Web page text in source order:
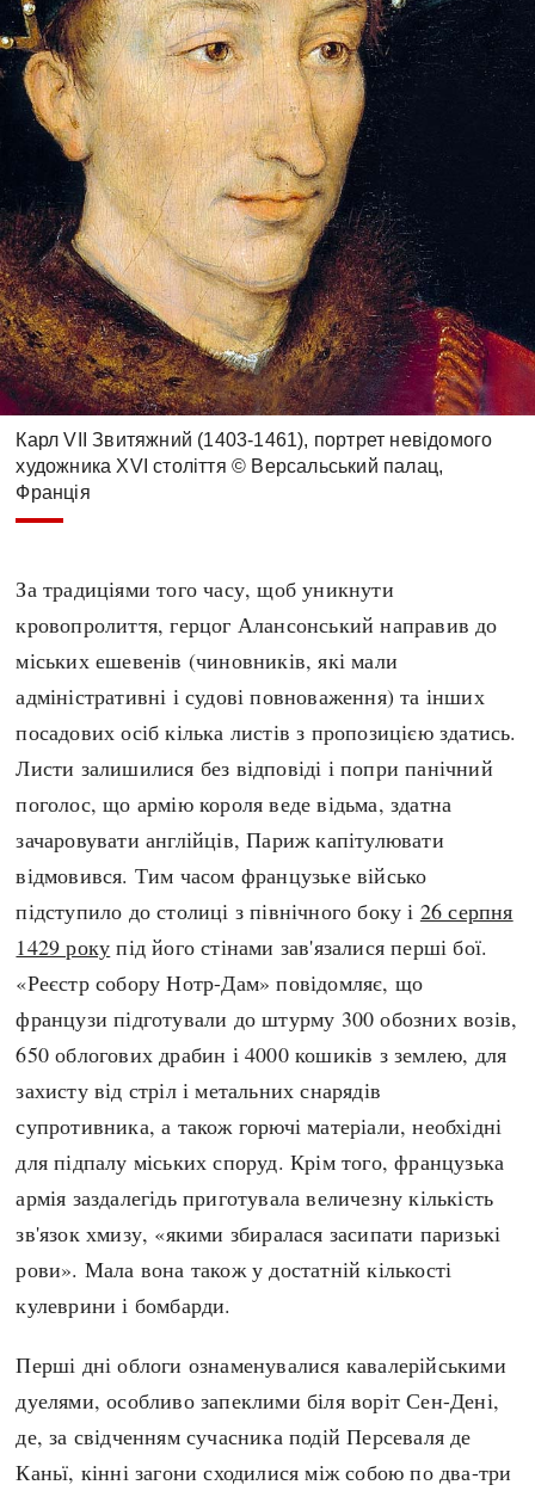
Карл VII Звитяжний (1403-1461), портрет невідомого
художника XVI століття © Версальський палац,
Франція
За традиціями того часу, щоб уникнути
кровопролиття, герцог Алансонський направив до
міських ешевенів (чиновників, які мали
адміністративні і судові повноваження) та інших
посадових осіб кілька листів з пропозицією здатись.
Листи залишилися без відповіді і попри панічний
поголос, що армію короля веде відьма, здатна
зачаровувати англійців, Париж капітулювати
відмовився. Тим часом французьке військо
підступило до столиці з північного боку і 26 серпня
1429 року під його стінами зав'язалися перші бої.
«Реєстр собору Нотр-Дам» повідомляє, що
французи підготували до штурму 300 обозних возів,
650 облогових драбин і 4000 кошиків з землею, для
захисту від стріл і метальних снарядів
супротивника, а також горючі матеріали, необхідні
для підпалу міських споруд. Крім того, французька
армія заздалегідь приготувала величезну кількість
зв'язок хмизу, «якими збиралася засипати паризькі
рови». Мала вона також у достатній кількості
кулеврини і бомбарди.
Перші дні облоги ознаменувалися кавалерійськими
дуелями, особливо запеклими біля воріт Сен-Дені,
де, за свідченням сучасника подій Персеваля де
Каньї, кінні загони сходилися між собою по два-три